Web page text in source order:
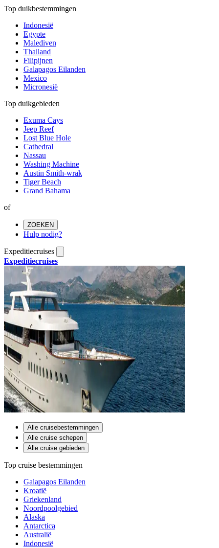
Top duikbestemmingen
Indonesië
Egypte
Malediven
Thailand
Filipijnen
Galapagos Eilanden
Mexico
Micronesië
Top duikgebieden
Exuma Cays
Jeep Reef
Lost Blue Hole
Cathedral
Nassau
Washing Machine
Austin Smith-wrak
Tiger Beach
Grand Bahama
of
ZOEKEN
Hulp nodig?
Expeditiecruises
Expeditiecruises
Alle cruisebestemmingen
Alle cruise schepen
Alle cruise gebieden
Top cruise bestemmingen
Galapagos Eilanden
Kroatië
Griekenland
Noordpoolgebied
Alaska
Antarctica
Australië
Indonesië